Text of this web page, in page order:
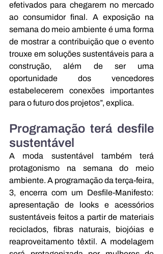
efetivados para chegarem no mercado
ao consumidor final. A exposição na
semana do meio ambiente é uma forma
de mostrar a contribuição que o evento
trouxe em soluções sustentáveis para a
construção, além de ser uma
oportunidade dos vencedores
estabelecerem conexões importantes
para o futuro dos projetos”, explica.
Programação terá desfile
sustentável
A moda sustentável também terá
protagonismo na semana do meio
ambiente. A programação da terça-feira,
3, encerra com um Desfile-Manifesto:
apresentação de looks e acessórios
sustentáveis feitos a partir de materiais
reciclados, fibras naturais, biojóias e
reaproveitamento têxtil. A modelagem